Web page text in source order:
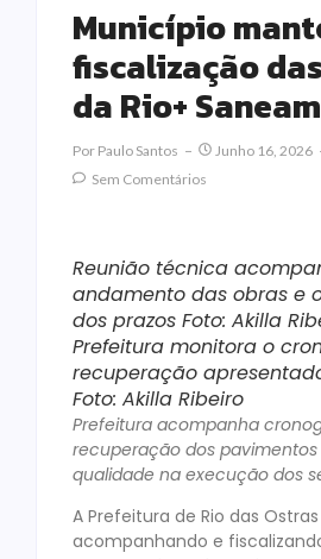
Município
fiscalização
da Rio+
Por Paulo Santos
Junho 16, 2026
Sem Comentários
Reunião técnica
andamento das obras e
dos prazos Foto: Akilla
Prefeitura monitora o
recuperação
Foto: Akilla Ribeiro
Prefeitura acompanha
recuperação dos
qualidade na execução dos
A Prefeitura de Rio das
acompanhando e